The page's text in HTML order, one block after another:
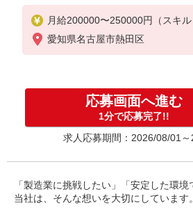
月給200000〜250000円（スキル
愛知県名古屋市熱田区
応募画面へ進む
1分で応募完了!!
求人応募期間：2026/08/01～
「製造業に挑戦したい」「安定した環境
当社は、そんな想いを大切にしています。